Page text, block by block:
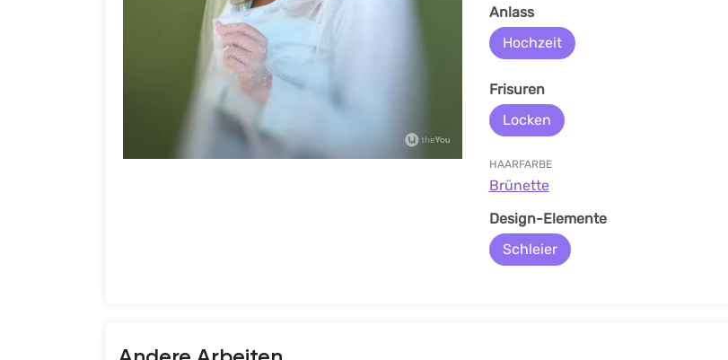
Anlass
Hochzeit
Frisuren
Locken
HAARFARBE
Brünette
Design-Elemente
Schleier